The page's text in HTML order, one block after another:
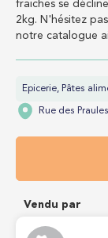
fraiches se
2kg. N'hésitez
notre catalogue
Epicerie, Pâtes
Rue des
Vendu par